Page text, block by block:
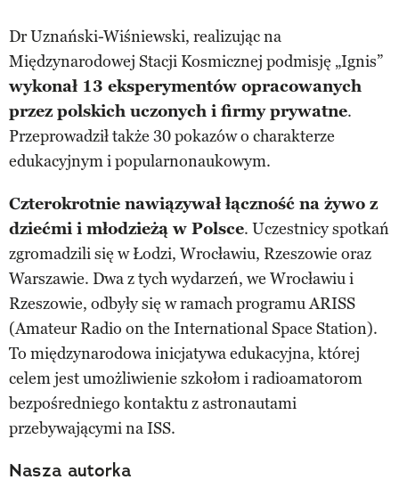
Dr Uznański-Wiśniewski, realizując na
Międzynarodowej Stacji Kosmicznej podmisję „Ignis”
wykonał 13 eksperymentów opracowanych
przez polskich uczonych i firmy prywatne.
Przeprowadził także 30 pokazów o charakterze
edukacyjnym i popularnonaukowym.
Czterokrotnie nawiązywał łączność na żywo z
dziećmi i młodzieżą w Polsce. Uczestnicy spotkań
zgromadzili się w Łodzi, Wrocławiu, Rzeszowie oraz
Warszawie. Dwa z tych wydarzeń, we Wrocławiu i
Rzeszowie, odbyły się w ramach programu ARISS
(Amateur Radio on the International Space Station).
To międzynarodowa inicjatywa edukacyjna, której
celem jest umożliwienie szkołom i radioamatorom
bezpośredniego kontaktu z astronautami
przebywającymi na ISS.
Nasza autorka